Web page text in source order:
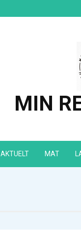
MIN
AKTUELT MAT